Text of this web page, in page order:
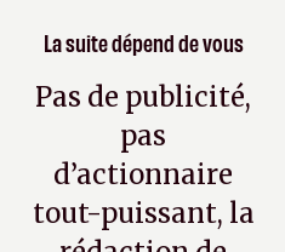
La suite dépend de vous
Pas de publicité,
pas
d’actionnaire
tout-puissant, la